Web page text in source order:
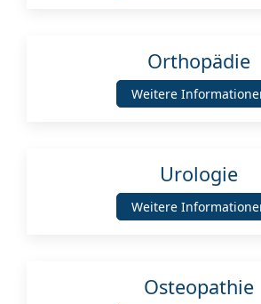
Orthopädie
Weitere
Urologie
Weitere
Osteopathie